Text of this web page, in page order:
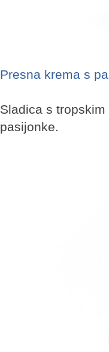
Presna krema s
Sladica s
pasijonke.